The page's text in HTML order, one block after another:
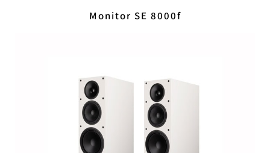
Monitor SE 8000f